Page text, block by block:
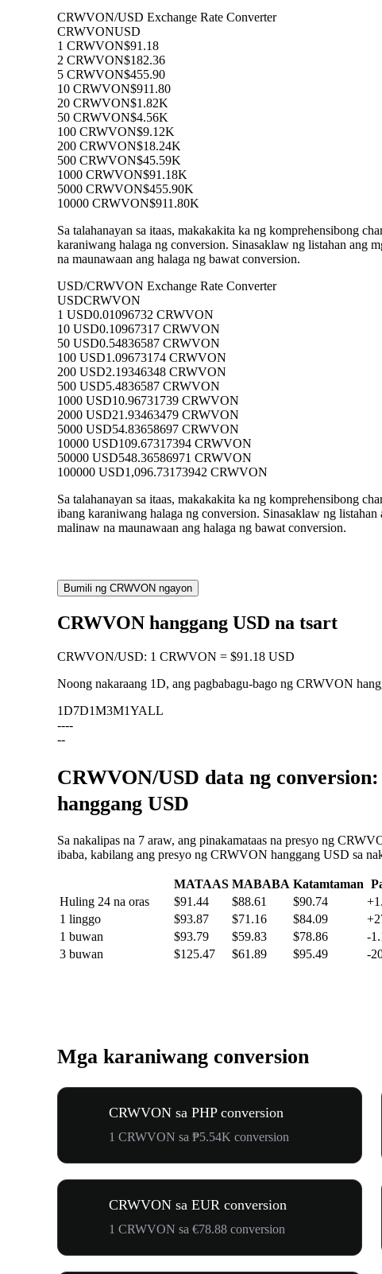
CRWVON/USD Exchange Rate Converter
CRWVONUSD
1 CRWVON$91.18
2 CRWVON$182.36
5 CRWVON$455.90
10 CRWVON$911.80
20 CRWVON$1.82K
50 CRWVON$4.56K
100 CRWVON$9.12K
200 CRWVON$18.24K
500 CRWVON$45.59K
1000 CRWVON$91.18K
5000 CRWVON$455.90K
10000 CRWVON$911.80K
Sa talahanayan sa itaas, makakakita ka ng komprehensibong
karaniwang halaga ng conversion. Sinasaklaw ng listahan
na maunawaan ang halaga ng bawat conversion.
USD/CRWVON Exchange Rate Converter
USDCRWVON
1 USD0.01096732 CRWVON
10 USD0.10967317 CRWVON
50 USD0.54836587 CRWVON
100 USD1.09673174 CRWVON
200 USD2.19346348 CRWVON
500 USD5.4836587 CRWVON
1000 USD10.96731739 CRWVON
2000 USD21.93463479 CRWVON
5000 USD54.83658697 CRWVON
10000 USD109.67317394 CRWVON
50000 USD548.36586971 CRWVON
100000 USD1,096.73173942 CRWVON
Sa talahanayan sa itaas, makakakita ka ng komprehensibong
ibang karaniwang halaga ng conversion. Sinasaklaw ng
malinaw na maunawaan ang halaga ng bawat conversion.
Bumili ng CRWVON ngayon
CRWVON hanggang USD na tsart
CRWVON/USD: 1 CRWVON = $91.18 USD
Noong nakaraang 1D, ang pagbabagu-bago ng CRWVON
1D7D1M3M1YALL
----
--
CRWVON/USD data ng
hanggang USD
Sa nakalipas na 7 araw, ang pinakamataas na presyo ng
ibaba, kabilang ang presyo ng CRWVON hanggang USD sa
MATAAS MABABA Katamtaman
Huling 24 na oras
$91.44 $88.61 $90.74
1 linggo
$93.87 $71.16 $84.09
1 buwan
$93.79 $59.83 $78.86
-
3 buwan
$125.47 $61.89 $95.49 -
Mga karaniwang conversion
CRWVON sa PHP conversion
1 CRWVON sa ₱5.54K conversion
CRWVON sa EUR conversion
1 CRWVON sa €78.88 conversion